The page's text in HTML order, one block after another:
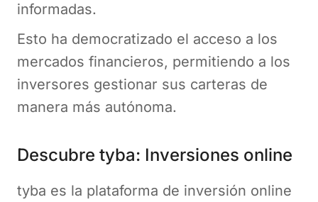
informadas.
Esto ha democratizado el acceso a los
mercados financieros, permitiendo a los
inversores gestionar sus carteras de
manera más autónoma​.
Descubre tyba: Inversiones online
tyba es la plataforma de inversión online